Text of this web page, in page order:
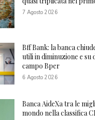
7 Agosto 2026
Bff Bank: la banca
utili in diminuzione e su
campo Bper
6 Agosto 2026
Banca AideXa tra le
mondo nella classifica